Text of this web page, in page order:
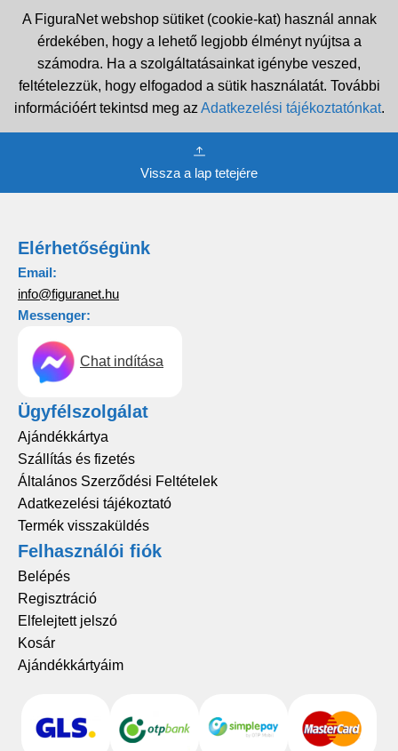
A FiguraNet webshop sütiket (cookie-kat) használ annak
érdekében, hogy a lehető legjobb élményt nyújtsa a
számodra. Ha a szolgáltatásainkat igénybe veszed,
feltételezzük, hogy elfogadod a sütik használatát. További
információért tekintsd meg az Adatkezelési tájékoztatónkat.
Vissza a lap tetejére
Elérhetőségünk
Email:
info@figuranet.hu
Messenger:
Chat indítása
Ügyfélszolgálat
Ajándékkártya
Szállítás és fizetés
Általános Szerződési Feltételek
Adatkezelési tájékoztató
Termék visszaküldés
Felhasználói fiók
Belépés
Regisztráció
Elfelejtett jelszó
Kosár
Ajándékkártyáim